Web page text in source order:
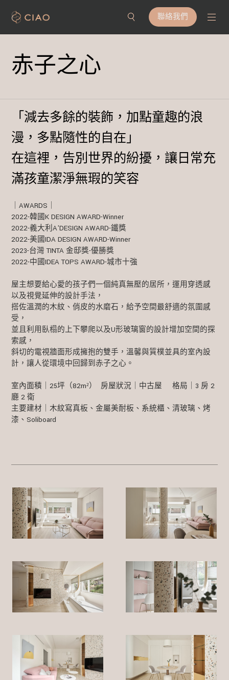
聯絡我們
赤子之心
「減去多餘的裝飾，加點童趣的浪
漫，多點隨性的自在」
在這裡，告別世界的紛擾，讓日常充
滿孩童潔淨無瑕的笑容
｜AWARDS｜
2022-韓國K DESIGN AWARD-Winner
2022-義大利A'DESIGN AWARD-鐵獎
2022-美國IDA DESIGN AWARD-Winner
2023-台灣 TINTA 金邸獎-優勝獎
2022-中國IDEA TOPS AWARD-城市十強
屋主想要給心愛的孩子們一個純真無壓的居所，運用穿透感
以及視覺延伸的設計手法，
搭佐溫潤的木紋、俏皮的水磨石，給予空間最舒適的氛圍感
受，
並且利用臥榻的上下攀爬以及U形玻璃窗的設計增加空間的探
索感，
斜切的電視牆面形成擁抱的雙手，溫馨與質樸並具的室內設
計，讓人從環境中回歸到赤子之心。
室內面積｜25坪（82m²） 房屋狀況｜中古屋 格局｜3 房 2
廳 2 衛
主要建材｜木紋寫真板、金屬美耐板、系統櫃、清玻璃、烤
漆、Soliboard